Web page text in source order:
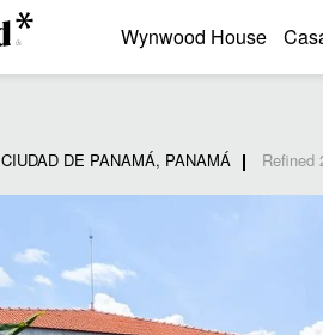
Wynwood House
CIUDAD DE PANAMÁ, PANAMÁ Refined